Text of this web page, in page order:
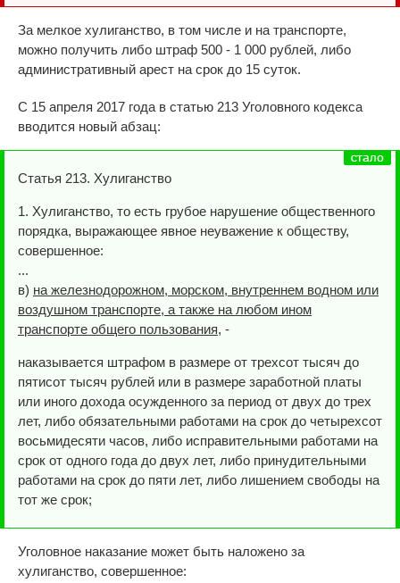
За мелкое хулиганство, в том числе и на транспорте,
можно получить либо штраф 500 - 1 000 рублей, либо
административный арест на срок до 15 суток.
С 15 апреля 2017 года в статью 213 Уголовного кодекса
вводится новый абзац:
Статья 213. Хулиганство
1. Хулиганство, то есть грубое нарушение общественного
порядка, выражающее явное неуважение к обществу,
совершенное:
...
в) на железнодорожном, морском, внутреннем водном или
воздушном транспорте, а также на любом ином
транспорте общего пользования, -
наказывается штрафом в размере от трехсот тысяч до
пятисот тысяч рублей или в размере заработной платы
или иного дохода осужденного за период от двух до трех
лет, либо обязательными работами на срок до четырехсот
восьмидесяти часов, либо исправительными работами на
срок от одного года до двух лет, либо принудительными
работами на срок до пяти лет, либо лишением свободы на
тот же срок;
Уголовное наказание может быть наложено за
хулиганство, совершенное: